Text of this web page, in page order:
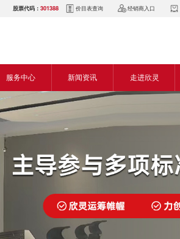
价目表查询 经销商入口
股票代码：301388
服务中心
营销网络
服务热线
电商平台
新闻资讯
新闻动态
电气百科
常见问答
走进欣灵
企业风采
专利证书